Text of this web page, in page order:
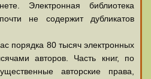
Электронная библиотека
не содержит дубликатов
порядка 80 тысяч электронных
авторов. Часть книг, по
авторские права,